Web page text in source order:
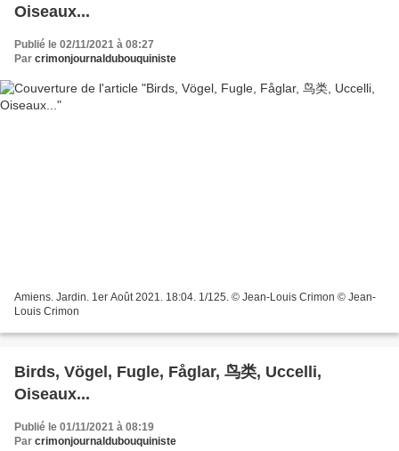
Oiseaux...
Publié le 02/11/2021 à 08:27
Par crimonjournaldubouquiniste
Amiens. Jardin. 1er Août 2021. 18:04. 1/125. © Jean-Louis Crimon © Jean-
Louis Crimon
Birds, Vögel, Fugle, Fåglar, 鸟类, Uccelli,
Oiseaux...
Publié le 01/11/2021 à 08:19
Par crimonjournaldubouquiniste